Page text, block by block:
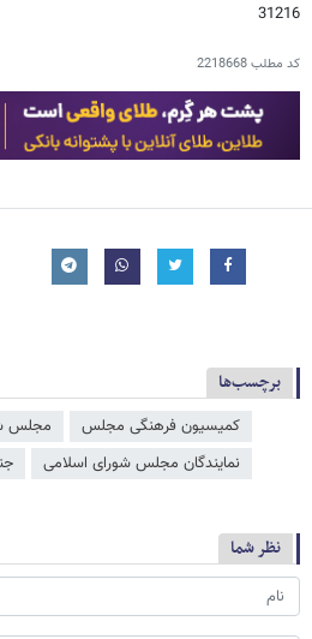
31216
کد مطلب2218668
برچسب‌ها
کمیسیون فرهنگی مجلس
مجلس
نمایندگان مجلس شورای اسلامی
نظر شما